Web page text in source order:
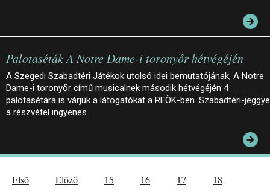
Palotaséták A Notre Dame-i toronyőr hétvégéjén
A Szegedi Szabadtéri Játékok utolsó idei bemutatójának, A Notre
Dame-i toronyőr című musicalnek második hétvégéjén 4
palotasétára is várjuk a látogatókat a REÖK-ben. Szabadtéri-
a részvétel ingyenes.
Első Előző 15 16 17
18